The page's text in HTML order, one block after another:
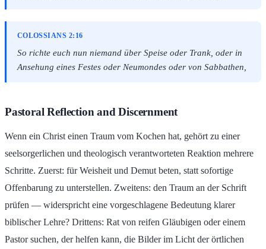
COLOSSIANS 2:16
So richte euch nun niemand über Speise oder Trank, oder in
Ansehung eines Festes oder Neumondes oder von Sabbathen,
Pastoral Reflection and Discernment
Wenn ein Christ einen Traum vom Kochen hat, gehört zu einer
seelsorgerlichen und theologisch verantworteten Reaktion mehrere
Schritte. Zuerst: für Weisheit und Demut beten, statt sofortige
Offenbarung zu unterstellen. Zweitens: den Traum an der Schrift
prüfen — widerspricht eine vorgeschlagene Bedeutung klarer
biblischer Lehre? Drittens: Rat von reifen Gläubigen oder einem
Pastor suchen, der helfen kann, die Bilder im Licht der örtlichen